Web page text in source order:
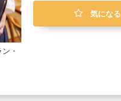
・
気になる